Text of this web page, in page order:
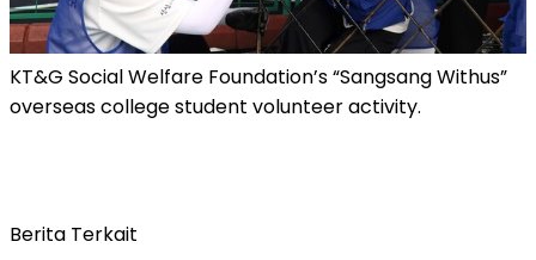
KT&G Social Welfare Foundation’s “Sangsang Withus”
overseas college student volunteer activity.
Berita Terkait